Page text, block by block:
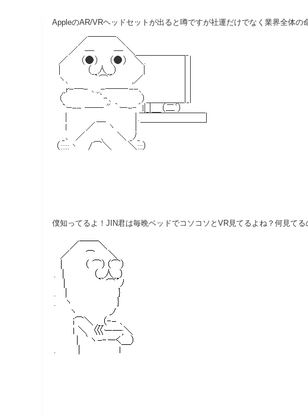
AppleのAR/VRヘッドセットが出ると噂ですが社運だけでなく業界全体の
僕知ってるよ！JIN君は毎晩ベッドでコソコソとVR見てるよね？何見てる